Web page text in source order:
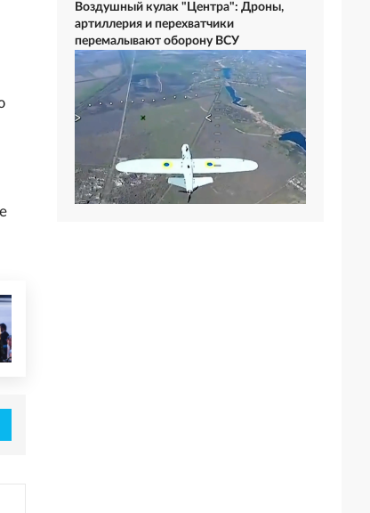
Воздушный кулак "Центра": Дроны,
артиллерия и перехватчики
перемалывают оборону ВСУ